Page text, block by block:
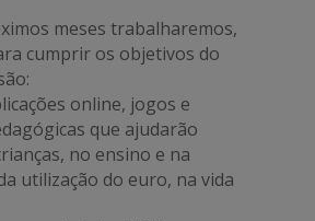
meses trabalharemos,
cumprir os objetivos do
online, jogos e
que ajudarão
no ensino e na
utilização do euro, na vida